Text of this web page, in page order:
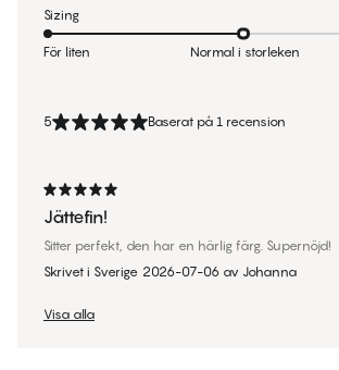
5 Baserat på 1 recension
Jättefin!
Sitter perfekt, den har en härlig färg. Supernöjd!
Skrivet i Sverige 2026-07-06 av Johanna
Visa alla
Sizing
För liten Normal i storleken